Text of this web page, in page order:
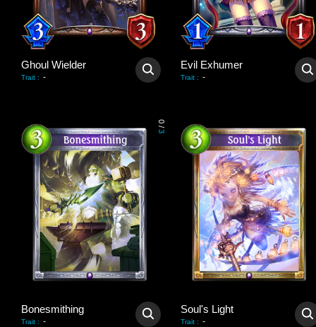
Ghoul Wielder
Trait : -
Evil Exhumer
Trait : -
0
/
3
Bonesmithing
Trait : -
Soul's Light
Trait : -